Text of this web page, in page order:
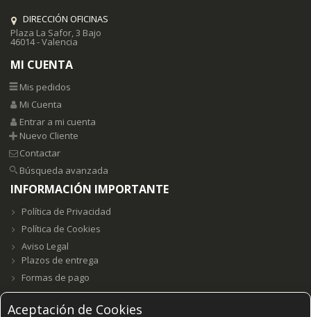
Aceptación de Cookies
DIRECCIÓN OFICINAS
Plaza La Safor, 3 Bajo
46014 - Valencia
MI CUENTA
Mis pedidos
Mi Cuenta
Entrar a mi cuenta
Nuevo Cliente
Contactar
Búsqueda avanzada
INFORMACIÓN IMPORTANTE
Política de Privacidad
Política de Cookies
Aviso Legal
Plazos de entrega
Formas de pago